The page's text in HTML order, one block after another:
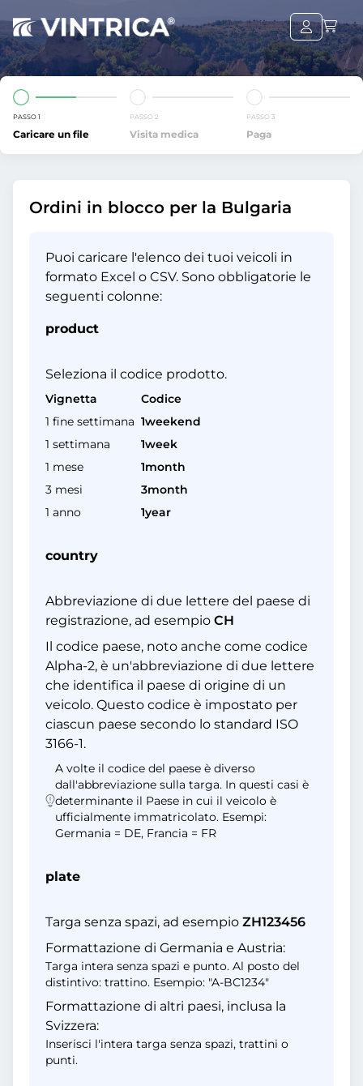
PASSO 1
Caricare un file
PASSO 2
Visita medica
PASSO 3
Paga
Ordini in blocco per la Bulgaria
Puoi caricare l'elenco dei tuoi veicoli in
formato Excel o CSV. Sono obbligatorie le
seguenti colonne:
product
Seleziona il codice prodotto.
Vignetta
Codice
1 fine settimana 1weekend
1 settimana
1week
1 mese
1month
3 mesi
3month
1 anno
1year
country
Abbreviazione di due lettere del paese di
registrazione, ad esempio CH
Il codice paese, noto anche come codice
Alpha-2, è un'abbreviazione di due lettere
che identifica il paese di origine di un
veicolo. Questo codice è impostato per
ciascun paese secondo lo standard ISO
3166-1.
A volte il codice del paese è diverso
dall'abbreviazione sulla targa. In questi casi è
determinante il Paese in cui il veicolo è
ufficialmente immatricolato. Esempi:
Germania = DE, Francia = FR
plate
Targa senza spazi, ad esempio ZH123456
Formattazione di Germania e Austria:
Targa intera senza spazi e punto. Al posto del
distintivo: trattino. Esempio: "A-BC1234"
Formattazione di altri paesi, inclusa la
Svizzera:
Inserisci l'intera targa senza spazi, trattini o
punti.